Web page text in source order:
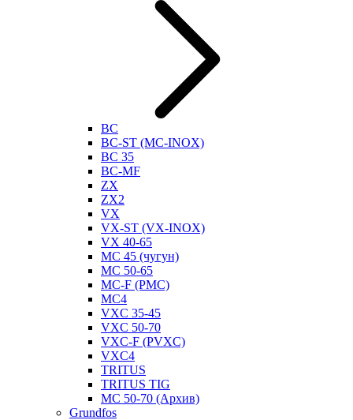
BC
BC-ST (MC-INOX)
BC 35
BC-MF
ZX
ZX2
VX
VX-ST (VX-INOX)
VX 40-65
MC 45 (чугун)
MC 50-65
MC-F (PMC)
MC4
VXC 35-45
VXC 50-70
VXC-F (PVXC)
VXC4
TRITUS
TRITUS TIG
MC 50-70 (Архив)
Grundfos